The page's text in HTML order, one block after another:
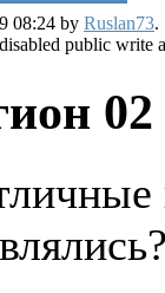
08:24 by Ruslan73.
public write